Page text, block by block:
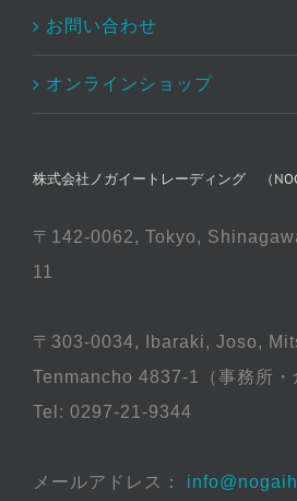
お問い合わせ
オンラインショップ
株式会社ノガイートレーディング （
〒142-0062, Tokyo,
11
〒303-0034, Ibaraki, Joso,
Tenmancho 4837-1（事務所・
Tel: 0297-21-9344
メールアドレス：